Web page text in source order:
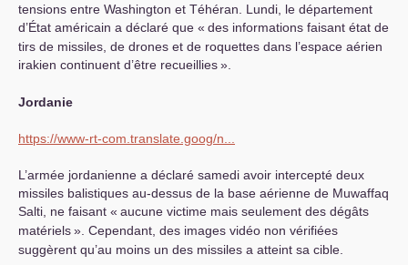
tensions entre Washington et Téhéran. Lundi, le département
d’État américain a déclaré que « des informations faisant état de
tirs de missiles, de drones et de roquettes dans l’espace aérien
irakien continuent d’être recueillies».
Jordanie
https://www-rt-com.translate.goog/n...
L’armée jordanienne a déclaré samedi avoir intercepté deux
missiles balistiques au-dessus de la base aérienne de Muwaffaq
Salti, ne faisant « aucune victime mais seulement des dégâts
matériels». Cependant, des images vidéo non vérifiées
suggèrent qu’au moins un des missiles a atteint sa cible.